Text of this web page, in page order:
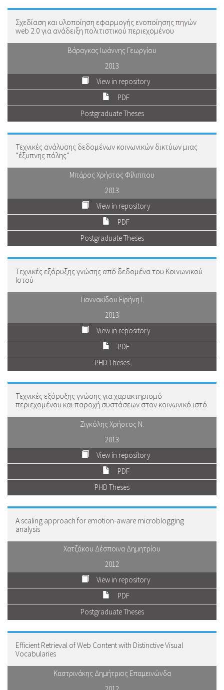
Σχεδίαση και υλοποίηση εφαρμογής ενοποίησης πηγών
web 2.0 για ανάδειξη πολιτιστικού περιεχομένου
Βάραγκας Ιωάννης Γεωργίου
2013
View in repository
PDF
Postgraduate Theses
Τεχνικές ανάλυσης δεδομένων κοινωνικών δικτύων μιας
“έξυπνης πόλης”
Μπάρος Χρήστος Φίλιππου
2013
View in repository
PDF
Postgraduate Theses
Τεχνικές εξόρυξης γνώσης από δεδομένα του Κοινωνικού
Ιστού
Γιαννακίδου Ειρήνη Ι.
2013
View in repository
PDF
PHD Theses
Τεχνικές εξόρυξης γνώσης για χαρακτηρισμό
περιεχομένου και παροχή συστάσεων στον κοινωνικό ιστό
Ζιγκόλης Χρήστος Ν.
2013
View in repository
PDF
PHD Theses
A scaling approach for emotion-aware microblogging
analysis
Χατζάκου Δέσποινα Δημητρίου
2012
View in repository
PDF
Postgraduate Theses
Efficient Retrieval of Web Content with Distinctive Visual
Vocabularies
Καστρινάκης Δημήτριος Επαμεινώνδα